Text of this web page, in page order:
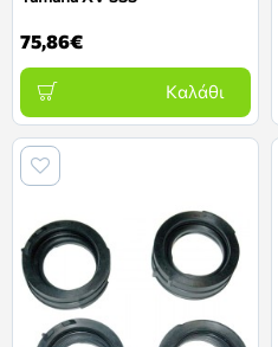
75,86€
Καλάθι